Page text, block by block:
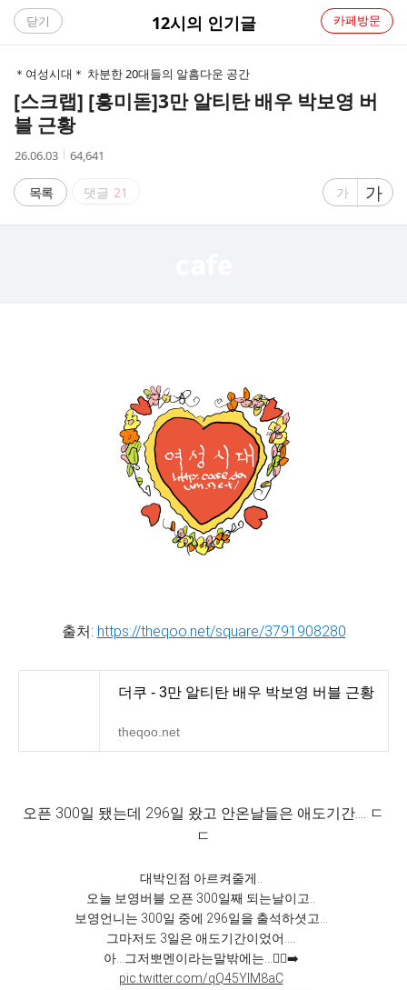
C
12시의 인기글
닫기 카페방문
＊여성시대＊ 차분한 20대들의 알흠다운 공간
[스크랩] [흥미돋]3만 알티탄 배우 박보영 버
블 근황
작
시
간
26.06.03
조
64,641
목록 댓글 21
글
가
글
자
가
출처: https://theqoo.net/square/3791908280
더쿠 - 3만 알티탄 배우 박보영 버블 근황
theqoo.net
오픈 300일 됐는데 296일 왔고 안온날들은 애도기간.... ㄷ
ㄷ
대박인점 아르켜줄게..
오늘 보영버블 오픈 300일째 되는날이고..
보영언니는 300일 중에 296일을 출석하셧고…
그마저도 3일은 애도기간이었어….
아…그저뽀멘이라는말밖에는…🧎‍♀️‍➡️
pic.twitter.com/qQ45YIM8aC